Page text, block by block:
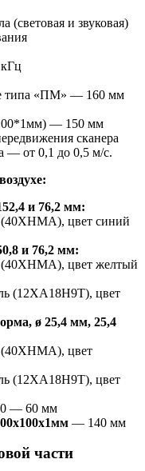
(световая и звуковая)
типа «ПМ» — 160 мм
— 150 мм
сканера
— от 0,1 до 0,5 м/c.
и 76,2 мм:
(40ХНМА), цвет синий
и 76,2 мм:
(40ХНМА), цвет желтый
(12ХА18Н9Т), цвет
ø 25,4 мм, 25,4
(40ХНМА), цвет
(12ХА18Н9Т), цвет
— 60 мм
— 140 мм
части